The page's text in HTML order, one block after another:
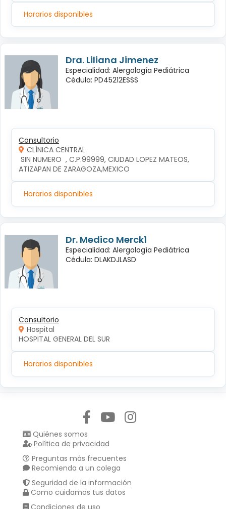
Horarios disponibles
Dra. Liliana Jimenez
Especialidad: Alergología Pediátrica
Cédula: PD45212ESSS
Consultorio
CLÍNICA CENTRAL
ATIZAPAN DE ZARAGOZA,MEXICO
Horarios disponibles
Dr. Medico Merck1
Especialidad: Alergología Pediátrica
Cédula: DLAKDJLASD
Consultorio
Hospital
HOSPITAL GENERAL DEL SUR
Horarios disponibles
Quiénes somos
Política de privacidad
Preguntas más frecuentes
Recomienda a un colega
Seguridad de la información
Como cuidamos tus datos
Condiciones de uso